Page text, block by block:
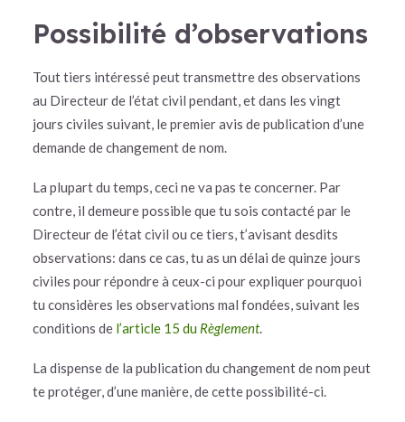
Possibilité d’observations
Tout tiers intéressé peut transmettre des observations
au Directeur de l’état civil pendant, et dans les vingt
jours civiles suivant, le premier avis de publication d’une
demande de changement de nom.
La plupart du temps, ceci ne va pas te concerner. Par
contre, il demeure possible que tu sois contacté par le
Directeur de l’état civil ou ce tiers, t’avisant desdits
observations: dans ce cas, tu as un délai de quinze jours
civiles pour répondre à ceux-ci pour expliquer pourquoi
tu considères les observations mal fondées, suivant les
conditions de l’article 15 du Règlement.
La dispense de la publication du changement de nom peut
te protéger, d’une manière, de cette possibilité-ci.